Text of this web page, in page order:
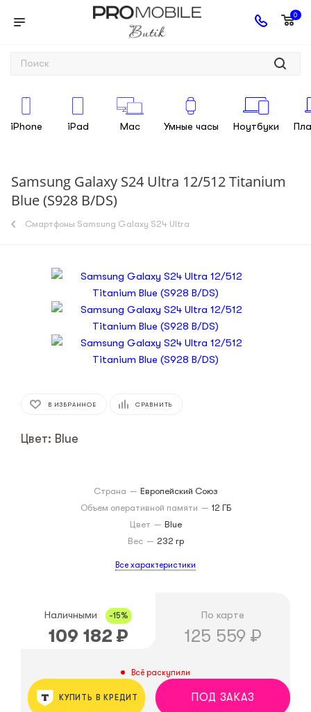
0
iPhone iPad Mac Умные часы Ноутбуки
Samsung Galaxy S24 Ultra 12/512 Titanium
Blue (S928 B/DS)
Смартфоны Samsung Galaxy S24 Ultra
В ИЗБРАННОЕ СРАВНИТЬ
Цвет: Blue
Страна — Европейский Союз
Объем оперативной памяти — 12 ГБ
Цвет — Blue
Вес — 232 гр
Все характеристики
Наличными -15%
109 182 ₽
По карте
125 559 ₽
Всё раскупили
ПОД ЗАКАЗ
КУПИТЬ В КРЕДИТ